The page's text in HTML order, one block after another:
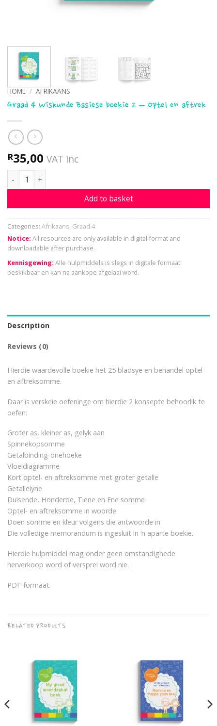
HOME / AFRIKAANS
Graad 4 Wiskunde Basiese boekie 2 – Optel en aftrek
R35,00 VAT inc
Graad 4 Wiskunde Basiese boekie 2 - Optel en aftrek
Add to basket
Categories: Afrikaans, Graad 4
Notice: All resources are only available in digital format and
downloadable after purchase.
Kennisgewing: Alle hulpmiddels is slegs in digitale formaat
beskikbaar en kan na aankope afgelaai word.
Description
Reviews (0)
Hierdie waardevolle boekie het 25 bladsye en behandel optel-
en aftreksomme.
Daar is verskeie oefeninge om hierdie 2 konsepte behoorlik te
oefen:
Groter as, kleiner as, gelyk aan
Spinnekopsomme
Getalbinding-driehoeke
Vloeidiagramme
Kort optel- en aftreksomme met groter getalle
Getallelyne
Duisende, Honderde, Tiene en Ene somme
Optel- en aftreksomme in woorde
Doen somme en kleur volgens die antwoorde in
Die volledige memorandum is ingesluit in ‘n aparte boekie.
Hierdie hulpmiddel mag onder geen omstandighede
herverkoop word of versprei word nie.
PDF-formaat.
RELATED PRODUCTS